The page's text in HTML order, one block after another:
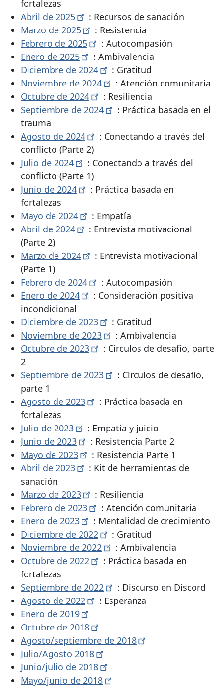
fortalezas
Abril de 2025
: Recursos de sanación
Marzo de 2025
: Resistencia
Febrero de 2025
: Autocompasión
Enero de 2025
: Ambivalencia
Diciembre de 2024
: Gratitud
Noviembre de 2024
: Atención comunitaria
Octubre de 2024
: Resiliencia
Septiembre de 2024
: Práctica basada en el
trauma
Agosto de 2024
: Conectando a través del
conflicto (Parte 2)
Julio de 2024
: Conectando a través del
conflicto (Parte 1)
Junio ​​de 2024
: Práctica basada en
fortalezas
Mayo de 2024
: Empatía
Abril de 2024
: Entrevista motivacional
(Parte 2)
Marzo de 2024
: Entrevista motivacional
(Parte 1)
Febrero de 2024
: Autocompasión
Enero de 2024
: Consideración positiva
incondicional
Diciembre de 2023
: Gratitud
Noviembre de 2023
: Ambivalencia
Octubre de 2023
: Círculos de desafío, parte
2
Septiembre de 2023
: Círculos de desafío,
parte 1
Agosto de 2023
: Práctica basada en
fortalezas
Julio de 2023
: Empatía y juicio
Junio ​​de 2023
: Resistencia Parte 2
Mayo de 2023
: Resistencia Parte 1
Abril de 2023
: Kit de herramientas de
sanación
Marzo de 2023
: Resiliencia
Febrero de 2023
: Atención comunitaria
Enero de 2023
: Mentalidad de crecimiento
Diciembre de 2022
: Gratitud
Noviembre de 2022
: Ambivalencia
Octubre de 2022
: Práctica basada en
fortalezas
Septiembre de 2022
: Discurso en Discord
Agosto de 2022
: Esperanza
Enero de 2019
Octubre de 2018
Agosto/septiembre de 2018
Julio/Agosto 2018
Junio/julio de 2018
Mayo/junio de 2018